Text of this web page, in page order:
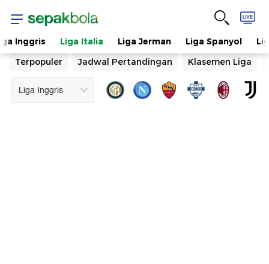
Inggris Liga Italia Liga Jerman Liga Spanyol
Terpopuler
Jadwal Pertandingan Klasemen Liga